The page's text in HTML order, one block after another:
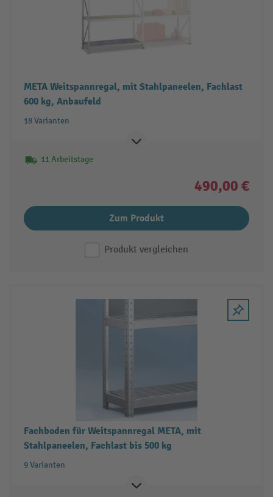
META Weitspannregal, mit Stahlpaneelen, Fachlast
600 kg, Anbaufeld
18 Varianten
11 Arbeitstage
490,00 €
Zum Produkt
Produkt vergleichen
Fachboden für Weitspannregal META, mit
Stahlpaneelen, Fachlast bis 500 kg
9 Varianten